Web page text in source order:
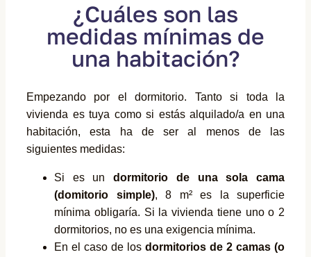
¿Cuáles son las
medidas mínimas de
una habitación?
Empezando por el dormitorio. Tanto si toda la
vivienda es tuya como si estás alquilado/a en una
habitación, esta ha de ser al menos de las
siguientes medidas:
Si es undormitorio de una sola cama
(domitorio simple), 8 m² es la superficie
mínima obligaría. Si la vivienda tiene uno o 2
dormitorios, no es una exigencia mínima.
En el caso de los dormitorios de 2 camas (o